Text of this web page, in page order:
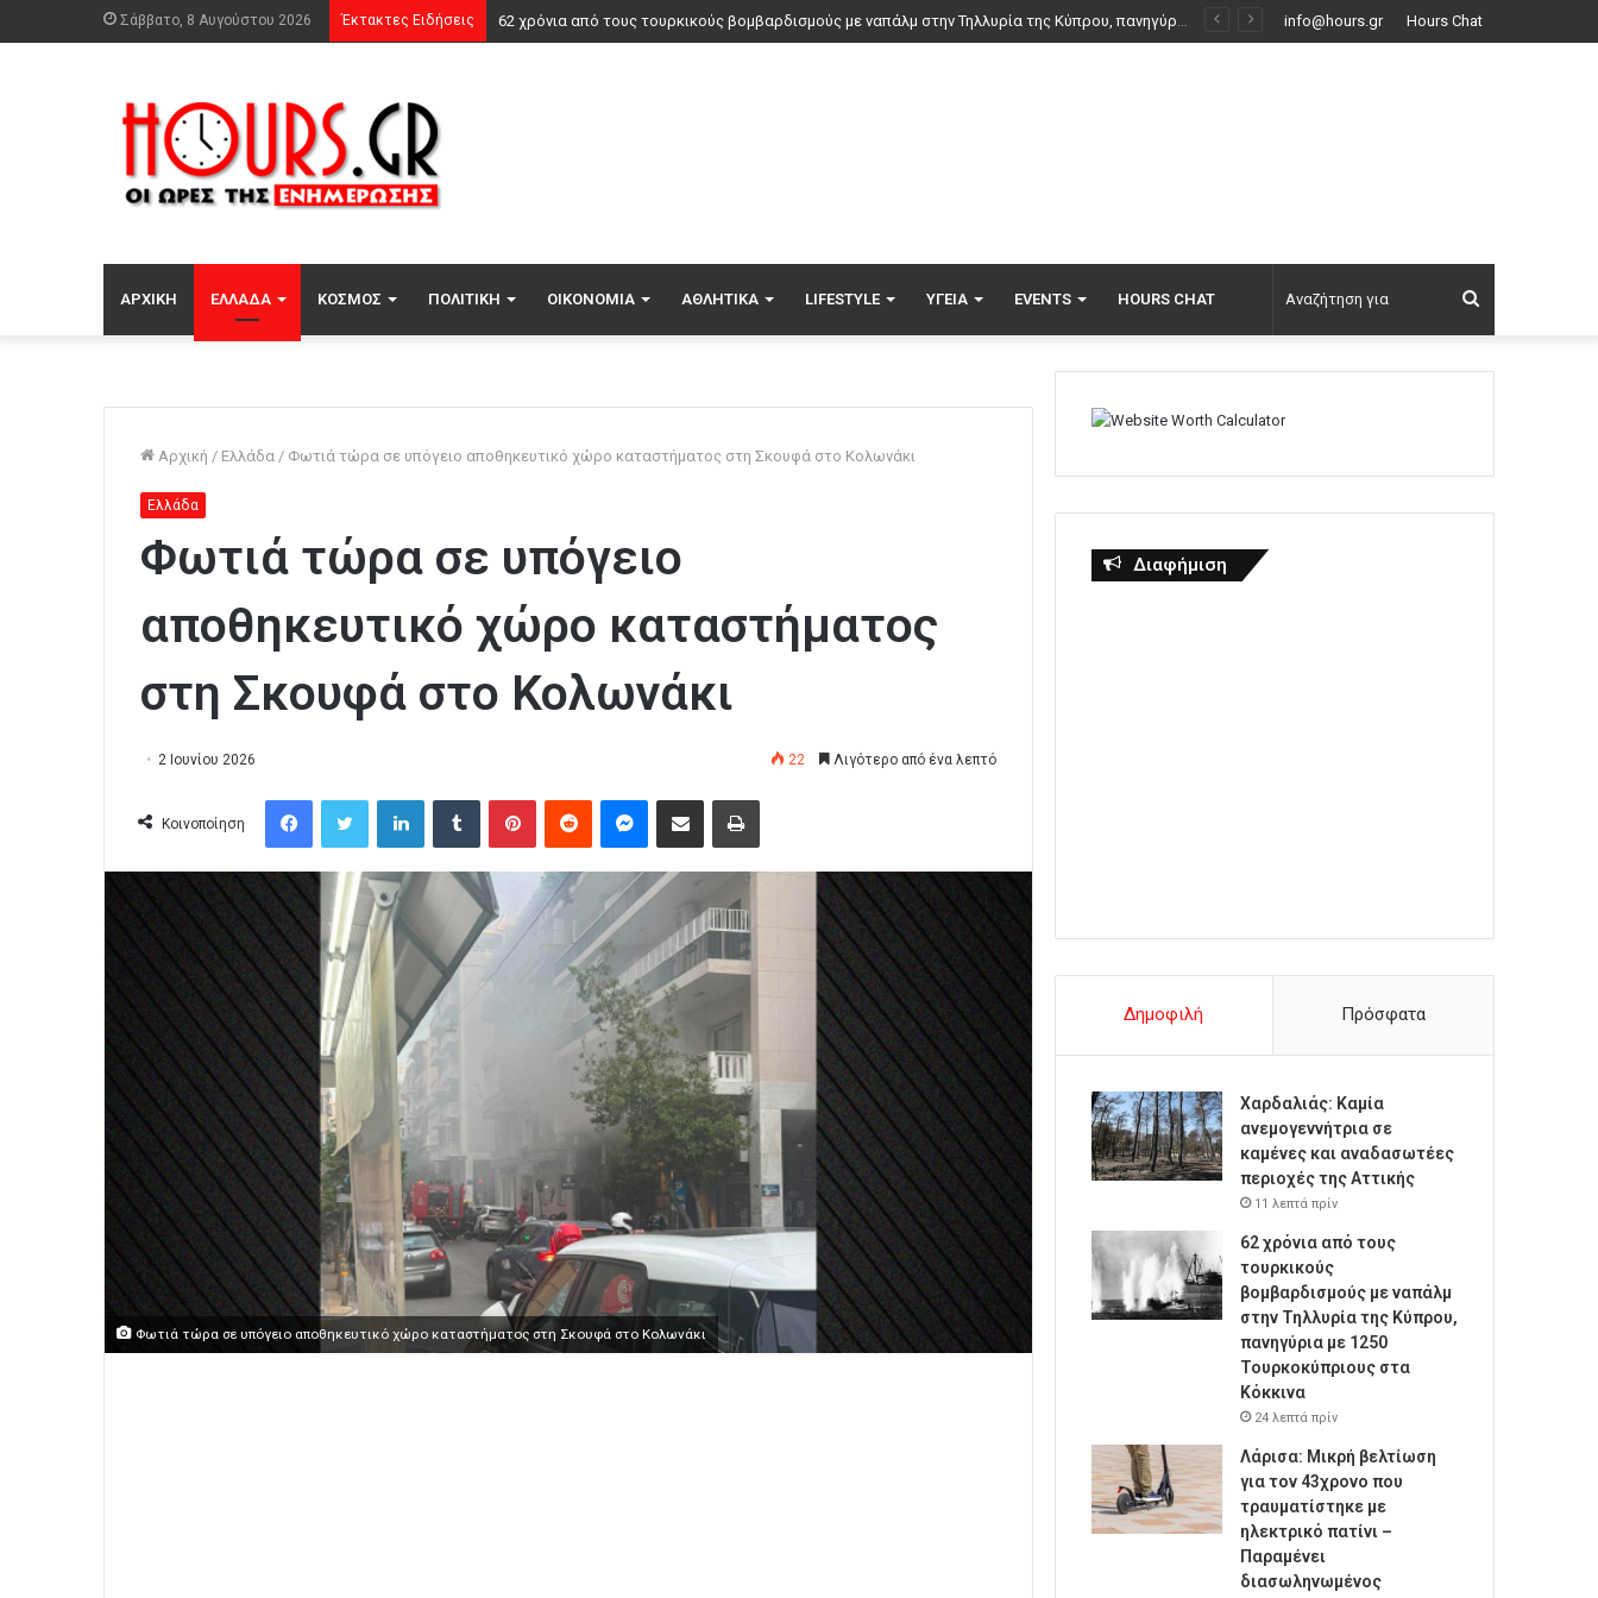
Σάββατο, 8 Αυγούστου 2026 Έκτακτες Ειδήσεις Λάρισα: Μικρή βελτίωση για τον 43χρονο που τραυματίστηκε με ηλεκτρικό πατίνι – Παραμένει διασωληνωμένος info@hours.gr Hours Chat
ΑΡΧΙΚΉ ΕΛΛΆΔΑ ΚΌΣΜΟΣ ΠΟΛΙΤΙΚΉ ΟΙΚΟΝΟΜΊΑ ΑΘΛΗΤΙΚΆ LIFESTYLE ΥΓΕΊΑ EVENTS HOURS CHAT
για
Αρχική / Ελλάδα / Φωτιά τώρα σε υπόγειο αποθηκευτικό χώρο καταστήματος στη Σκουφά στο Κολωνάκι
Ελλάδα
Φωτιά τώρα σε υπόγειο
αποθηκευτικό χώρο καταστήματος
στη Σκουφά στο Κολωνάκι
2 Ιουνίου 2026 22 Λιγότερο από ένα λεπτό
Κοινοποίηση
Φωτιά τώρα σε υπόγειο αποθηκευτικό χώρο καταστήματος στη Σκουφά στο Κολωνάκι
Διαφήμιση
Δημοφιλή Πρόσφατα
Χαρδαλιάς: Καμία
ανεμογεννήτρια σε
καμένες και αναδασωτέες
περιοχές της Αττικής
11 λεπτά πρίν
62 χρόνια από τους
τουρκικούς
βομβαρδισμούς με ναπάλμ
στην Τηλλυρία της Κύπρου,
πανηγύρια με 1250
Τουρκοκύπριους στα
Κόκκινα
24 λεπτά πρίν
Λάρισα: Μικρή βελτίωση
για τον 43χρονο που
τραυματίστηκε με
ηλεκτρικό πατίνι –
Παραμένει
διασωληνωμένος